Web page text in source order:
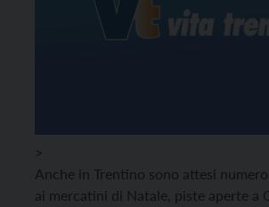
>
Anche in Trentino sono attesi
ai mercatini di Natale, piste aperte a